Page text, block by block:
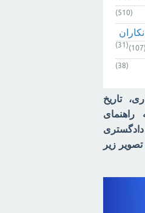
(510)
(31) (107)
(38)
تاریخ
راهنمای
بر روی تصویر زیر